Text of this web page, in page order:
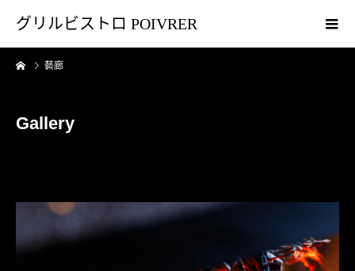
グリルビストロ POIVRER
藝廊
Gallery